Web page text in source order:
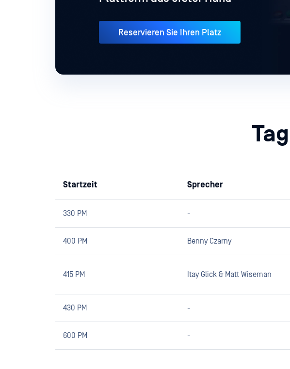
Reservieren Sie Ihren Platz
Startzeit Sprecher
330 PM -
400 PM Benny Czarny
415 PM Itay Glick & Matt Wiseman
430 PM -
600 PM -